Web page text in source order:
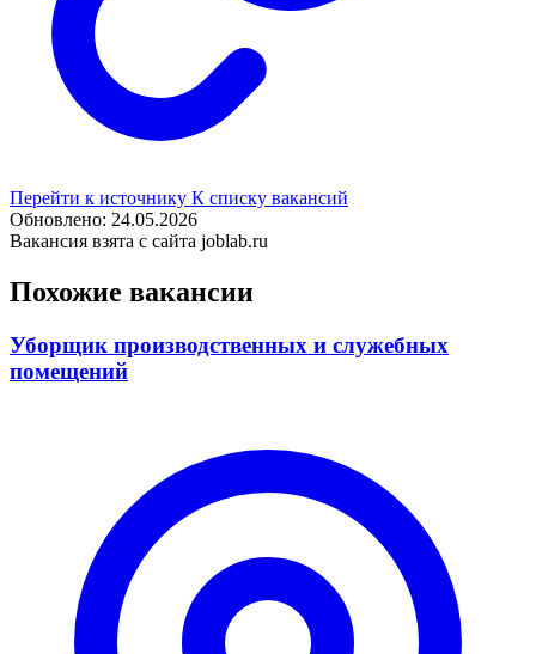
Перейти к источнику К списку вакансий
Обновлено: 24.05.2026
Вакансия взята с сайта joblab.ru
Похожие вакансии
Уборщик производственных и служебных
помещений